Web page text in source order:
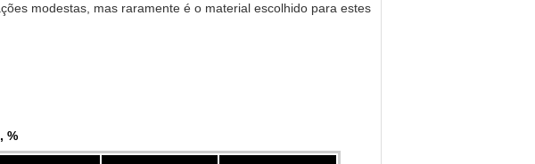
modestas, mas raramente é o material escolhido para estes
%